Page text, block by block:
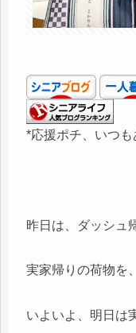
*応援ポチ、いつも
昨日は、ダッシュ
実家帰りの荷物を
いよいよ、明日は